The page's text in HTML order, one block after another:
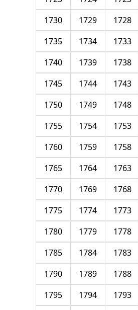
1728
1729
1730
1733
1734
1735
1738
1739
1740
1743
1744
1745
1748
1749
1750
1753
1754
1755
1758
1759
1760
1763
1764
1765
1768
1769
1770
1773
1774
1775
1778
1779
1780
1783
1784
1785
1788
1789
1790
1793
1794
1795